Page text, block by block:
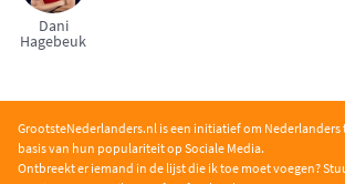
Dani
Hagebeuk
GrootsteNederlanders.nl is een initiatief om Nederlanders
basis van hun populariteit op Sociale Media.
Ontbreekt er iemand in de lijst die ik toe moet voegen?